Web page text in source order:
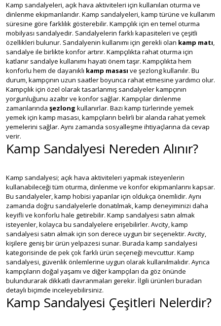
Kamp sandalyeleri, açık hava aktiviteleri için kullanılan oturma ve
dinlenme ekipmanlarıdır. Kamp sandalyeleri, kamp türüne ve kullanım
süresine göre farklılık gösterebilir. Kampçılık için en temel oturma
mobilyası sandalyedir. Sandalyelerin farklı kapasiteleri ve çeşitli
özellikleri bulunur. Sandalyenin kullanımı için gerekli olan kamp matı,
sandalye ile birlikte konfor artırır. Kampçılıkta rahat oturma için
katlanır sandalye kullanımı hayati önem taşır. Kampçılıkta hem
konforlu hem de dayanıklı kamp masası ve şezlong kullanılır. Bu
durum, kampçının uzun saatler boyunca rahat etmesine yardımcı olur.
Kampçılık için özel olarak tasarlanmış sandalyeler kampçının
yorgunluğunu azaltır ve konfor sağlar. Kampçılar dinlenme
zamanlarında şezlong kullanırlar. Bazı kamp türlerinde yemek
yemek için kamp masası, kampçıların belirli bir alanda rahat yemek
yemelerini sağlar. Aynı zamanda sosyalleşme ihtiyaçlarına da cevap
verir.
Kamp Sandalyesi Nereden Alınır?
Kamp sandalyesi; açık hava aktiviteleri yapmak isteyenlerin
kullanabileceği tüm oturma, dinlenme ve konfor ekipmanlarını kapsar.
Bu sandalyeler, kamp hobisi yapanlar için oldukça önemlidir. Aynı
zamanda doğru sandalyelerle donatılmak, kamp deneyiminizi daha
keyifli ve konforlu hale getirebilir. Kamp sandalyesi satın almak
isteyenler, kolayca bu sandalyelere erişebilirler. Avcity, kamp
sandalyesi satın almak için son derece uygun bir seçenektir. Avcity,
kişilere geniş bir ürün yelpazesi sunar. Burada kamp sandalyesi
kategorisinde de pek çok farklı ürün seçeneği mevcuttur. Kamp
sandalyesi, güvenlik önlemlerine uygun olarak kullanılmalıdır. Ayrıca
kampçıların doğal yaşamı ve diğer kampçıları da göz önünde
bulundurarak dikkatli davranmaları gerekir. İlgili ürünleri buradan
detaylı biçimde inceleyebilirsiniz.
Kamp Sandalyesi Çeşitleri Nelerdir?